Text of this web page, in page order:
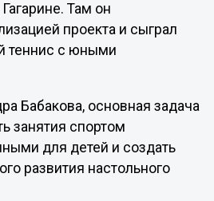
Там он
проекта и сыграл
теннис с юными
Бабакова, основная задача
занятия спортом
для детей и создать
развития настольного